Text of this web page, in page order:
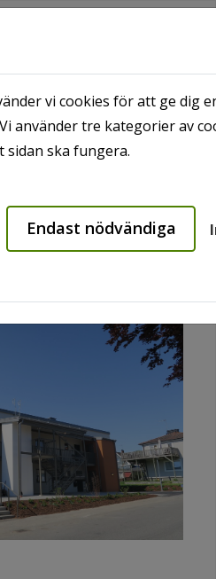
Knislinge
D
vi cookies för att ge dig
använder tre kategorier av
sidan ska fungera.
Endast nödvändiga